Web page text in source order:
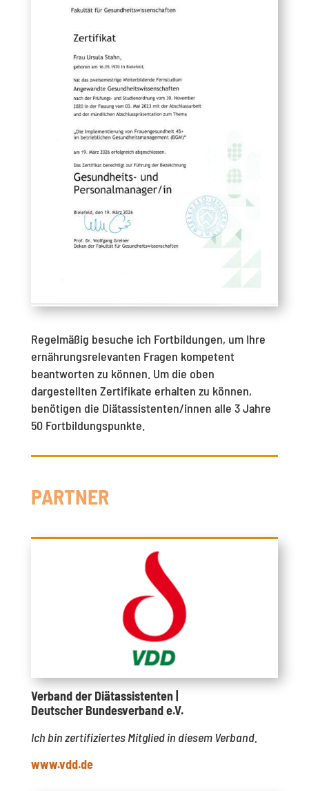
Regelmäßig besuche ich Fortbildungen, um Ihre
ernährungsrelevanten Fragen kompetent
beantworten zu können. Um die oben
dargestellten Zertifikate erhalten zu können,
benötigen die Diätassistenten/innen alle 3 Jahre
50 Fortbildungspunkte.
PARTNER
Verband der Diätassistenten |
Deutscher Bundesverband e.V.
Ich bin zertifiziertes Mitglied in diesem Verband.
www.vdd.de